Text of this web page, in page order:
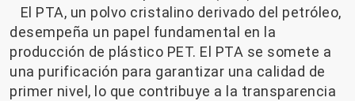
El PTA, un polvo cristalino derivado del petróleo,
desempeña un papel fundamental en la
producción de plástico PET. El PTA se somete a
una purificación para garantizar una calidad de
primer nivel, lo que contribuye a la transparencia